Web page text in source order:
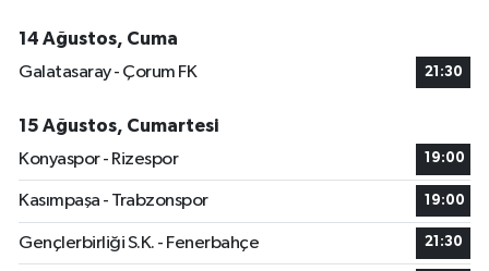
14 Ağustos, Cuma
Galatasaray - Çorum FK
21:30
15 Ağustos, Cumartesi
Konyaspor - Rizespor
19:00
Kasımpaşa - Trabzonspor 19:00
Gençlerbirliği S.K. - Fenerbahçe 21:30